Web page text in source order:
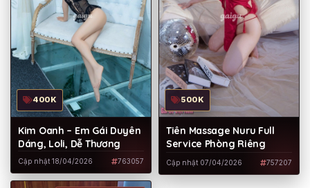
400K
Kim Oanh – Em Gái Duyên
Dáng, Loli, Dễ Thương
Cập nhật 18/04/2026 763057
500K
Tiên Massage Nuru Full
Service Phòng Riêng
Cập nhật 07/04/2026 757207